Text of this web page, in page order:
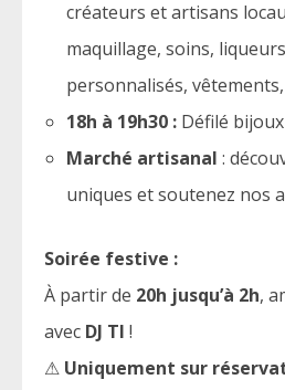
créateurs et artisans
maquillage, soins,
personnalisés,
18h à 19h30 : Défilé
Marché artisanal :
uniques et soutenez nos
Soirée festive :
À partir de 20h jusqu’à 2h,
avec DJ TI !
⚠ Uniquement sur